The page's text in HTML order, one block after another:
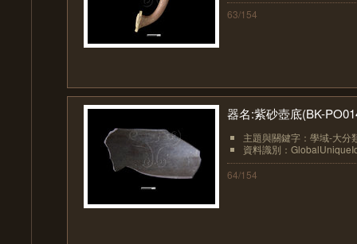
63/154
器名:紫砂壺底(BK-
主題與關鍵字：學域-大分
資料識別：
64/154